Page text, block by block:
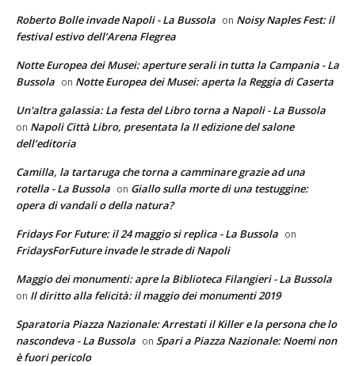
Roberto Bolle invade Napoli - La Bussola on Noisy Naples Fest: il
festival estivo dell’Arena Flegrea
Notte Europea dei Musei: aperture serali in tutta la Campania - La
Bussola on Notte Europea dei Musei: aperta la Reggia di Caserta
Un'altra galassia: La festa del Libro torna a Napoli - La Bussola
on Napoli Città Libro, presentata la II edizione del salone
dell’editoria
Camilla, la tartaruga che torna a camminare grazie ad una
rotella - La Bussola on Giallo sulla morte di una testuggine:
opera di vandali o della natura?
Fridays For Future: il 24 maggio si replica - La Bussola on
FridaysForFuture invade le strade di Napoli
Maggio dei monumenti: apre la Biblioteca Filangieri - La Bussola
on Il diritto alla felicità: il maggio dei monumenti 2019
Sparatoria Piazza Nazionale: Arrestati il Killer e la persona che lo
nascondeva - La Bussola on Spari a Piazza Nazionale: Noemi non
è fuori pericolo